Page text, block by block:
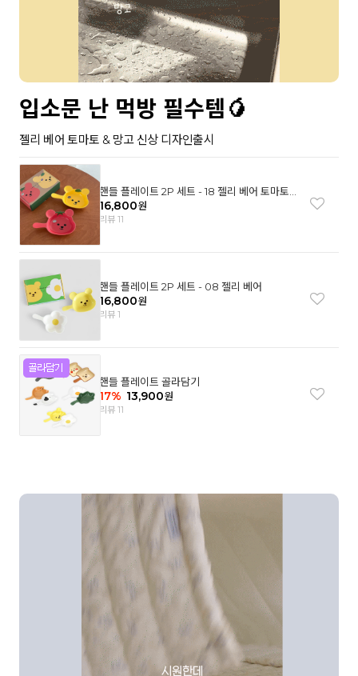
입소문 난 먹방 필수템🥭
젤리 베어 토마토 & 망고 신상 디자인출시
핸들 플레이트 2P 세트 - 18 젤리 베어 토마토
& 망고
16,800원
리뷰 11
핸들 플레이트 2P 세트 - 08 젤리 베어
16,800원
리뷰 1
핸들 플레이트 골라담기
17% 13,900원
리뷰 11